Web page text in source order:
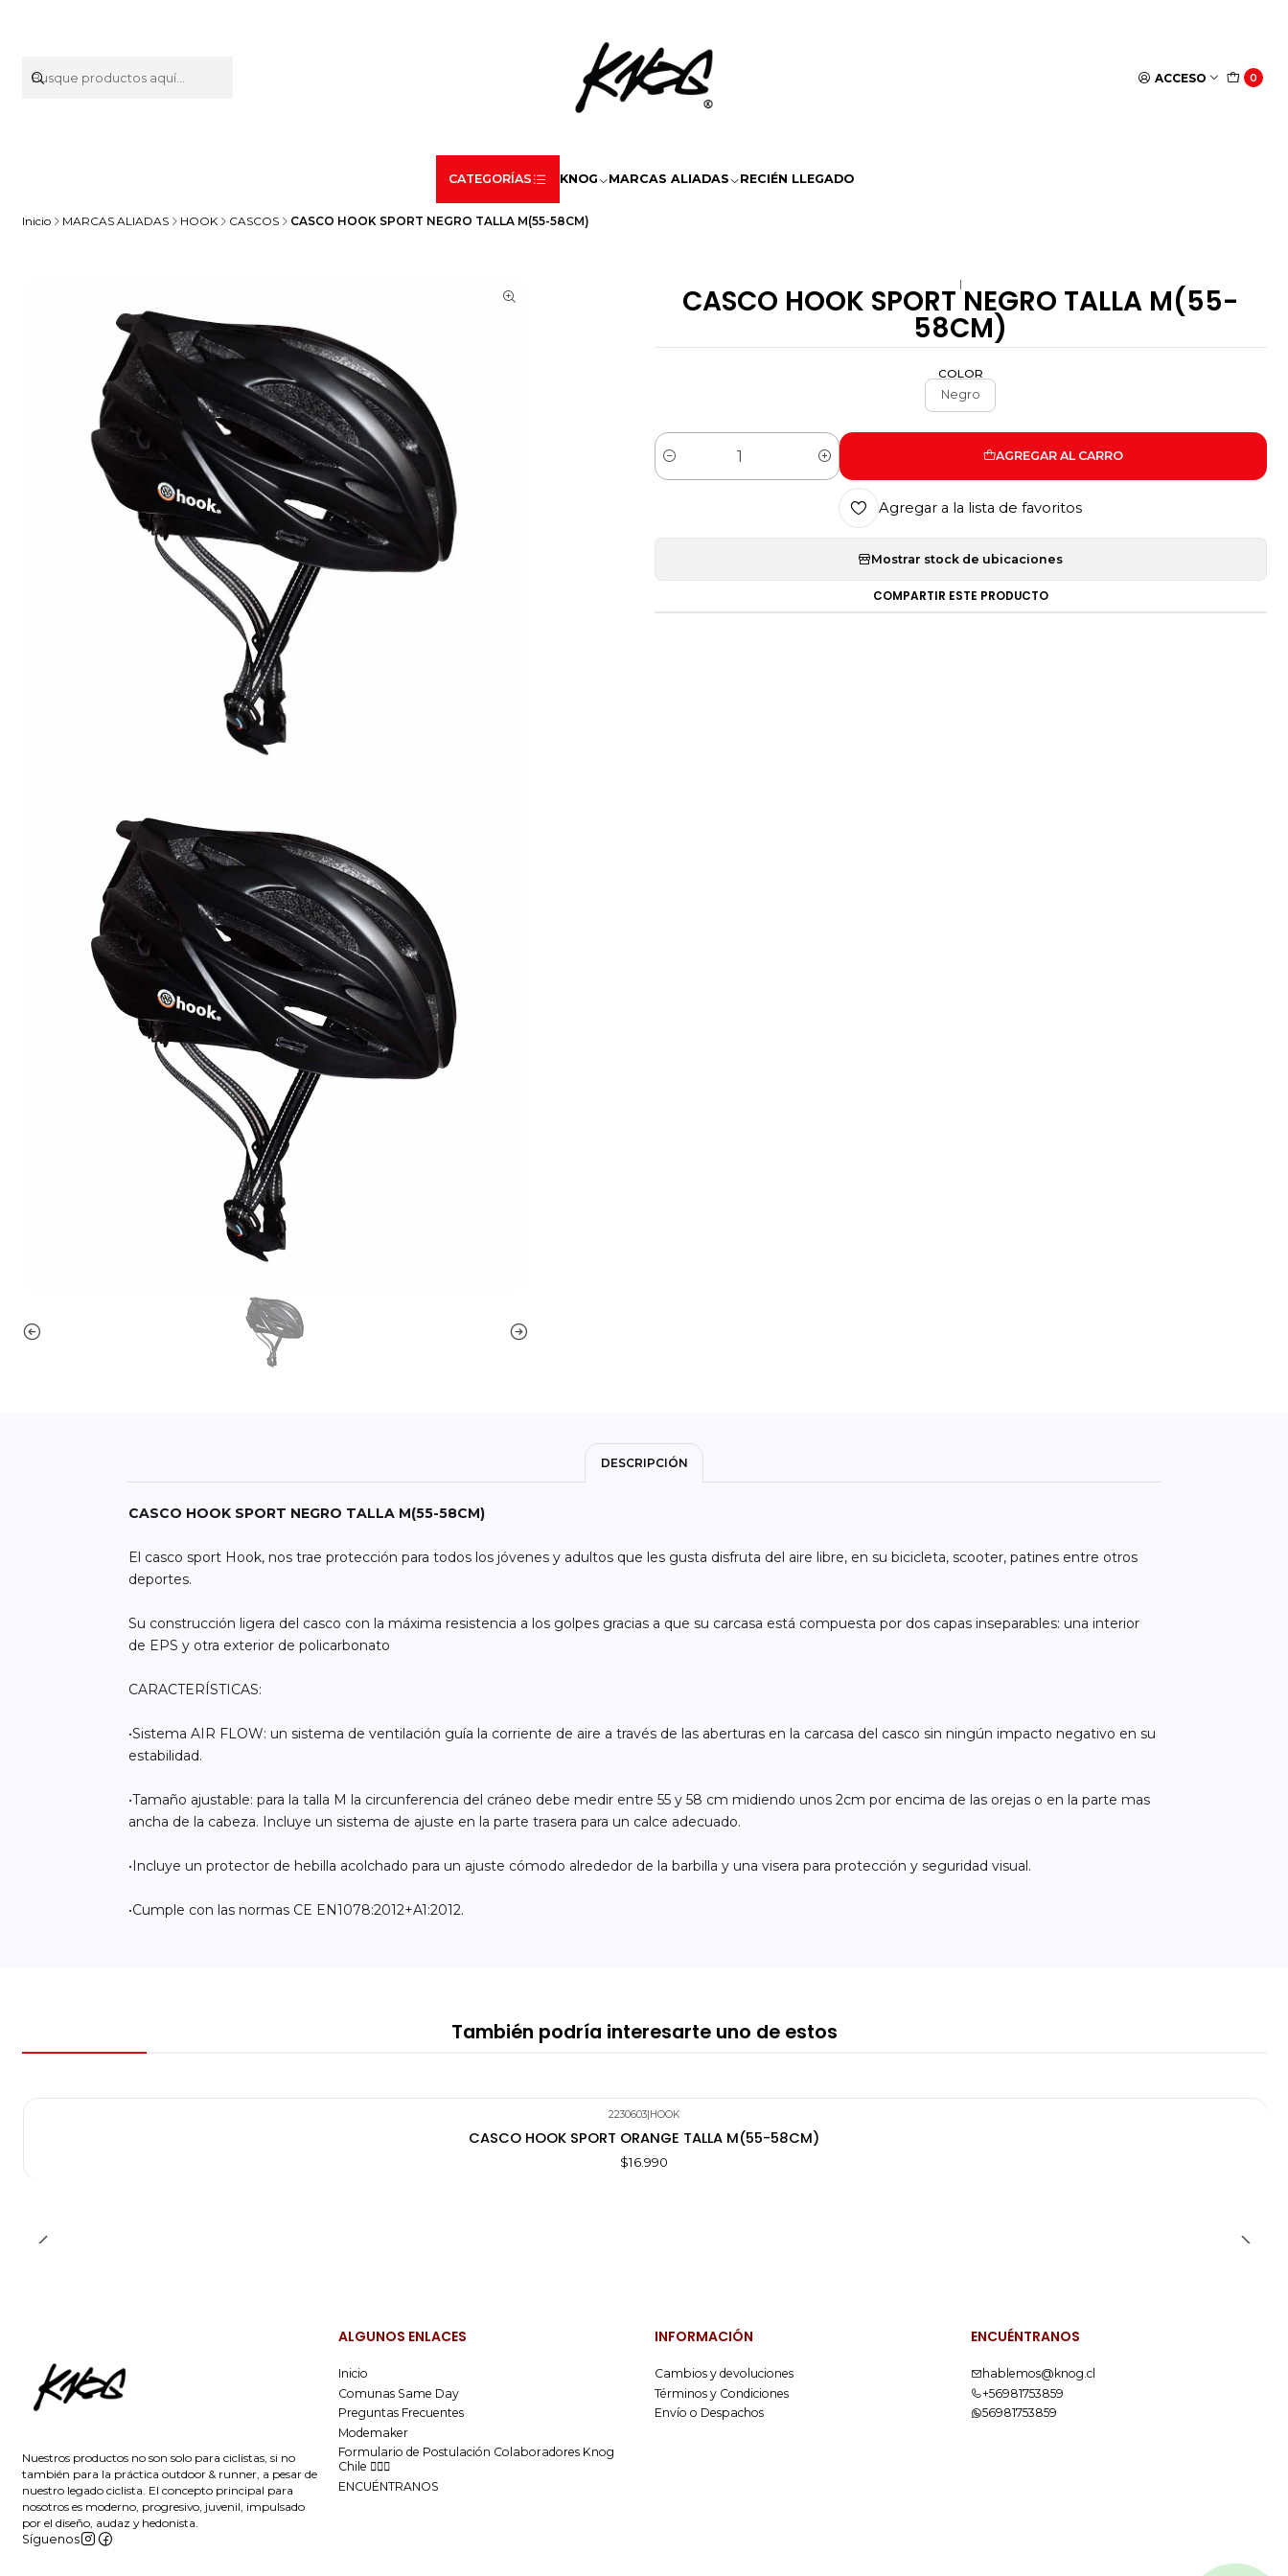
ACCESO 0
CATEGORÍAS KNOG MARCAS ALIADAS RECIÉN LLEGADO
Inicio MARCAS ALIADAS HOOK CASCOS CASCO HOOK SPORT NEGRO TALLA M(55-58CM)
|
CASCO HOOK SPORT NEGRO TALLA M(55-
58CM)
COLOR
Negro
Cantidad
AGREGAR AL CARRO
Agregar a la lista de favoritos
Mostrar stock de ubicaciones
COMPARTIR ESTE PRODUCTO
DESCRIPCIÓN
​CASCO HOOK SPORT NEGRO TALLA M(55-58CM)
El casco sport Hook, nos trae protección para todos los jóvenes y adultos que les gusta disfruta del aire libre, en su bicicleta, scooter, patines entre otros
deportes.
Su construcción ligera del casco con la máxima resistencia a los golpes gracias a que su carcasa está compuesta por dos capas inseparables: una interior
de EPS y otra exterior de policarbonato
CARACTERÍSTICAS:
•Sistema AIR FLOW: un sistema de ventilación guía la corriente de aire a través de las aberturas en la carcasa del casco sin ningún impacto negativo en su
estabilidad.
•Tamaño ajustable: para la talla M la circunferencia del cráneo debe medir entre 55 y 58 cm midiendo unos 2cm por encima de las orejas o en la parte mas
ancha de la cabeza. Incluye un sistema de ajuste en la parte trasera para un calce adecuado.
•Incluye un protector de hebilla acolchado para un ajuste cómodo alrededor de la barbilla y una visera para protección y seguridad visual.
•Cumple con las normas CE EN1078:2012+A1:2012.
También podría interesarte uno de estos
2230603 HOOK
CASCO HOOK SPORT ORANGE TALLA M(55-58CM)
$16.990
Nuestros productos no son solo para ciclistas, si no
también para la práctica outdoor & runner, a pesar de
nuestro legado ciclista. El concepto principal para
nosotros es moderno, progresivo, juvenil, impulsado
por el diseño, audaz y hedonista.
Síguenos
ALGUNOS ENLACES
Inicio
Comunas Same Day
Preguntas Frecuentes
Modemaker
Formulario de Postulación Colaboradores Knog
Chile 🚴🏻‍♂️
ENCUÉNTRANOS
INFORMACIÓN
Cambios y devoluciones
Términos y Condiciones
Envío o Despachos
ENCUÉNTRANOS
hablemos@knog.cl
+56981753859
56981753859